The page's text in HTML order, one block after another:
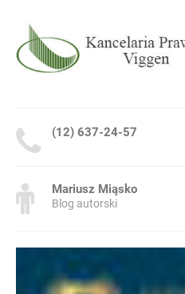
(12) 637-24-57
Mariusz Miąsko
Blog autorski